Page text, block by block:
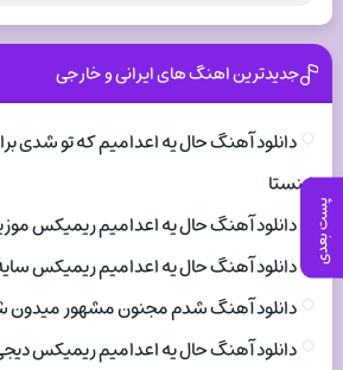
پست بعدی
جدیدترین اهنگ های ایرانی و خارجی
دانلود آهنگ حال یه اعدامیم که تو شدی
اینستا
دانلود آهنگ حال یه اعدامیم ریمیکس
دانلود آهنگ حال یه اعدامیم ریمیکس
دانلود آهنگ شدم مجنون مشهور میدون
دانلود آهنگ حال یه اعدامیم ریمیکس